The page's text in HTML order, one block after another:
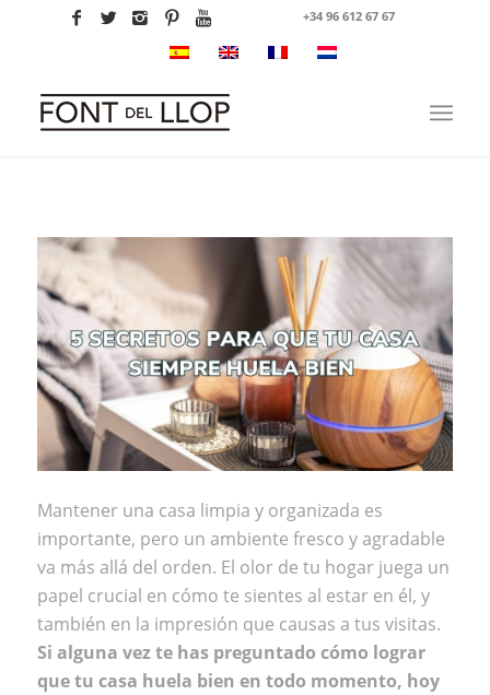
+34 96 612 67 67
Mantener una casa limpia y organizada es
importante, pero un ambiente fresco y agradable
va más allá del orden. El olor de tu hogar juega un
papel crucial en cómo te sientes al estar en él, y
también en la impresión que causas a tus visitas.
Si alguna vez te has preguntado cómo lograr
que tu casa huela bien en todo momento, hoy